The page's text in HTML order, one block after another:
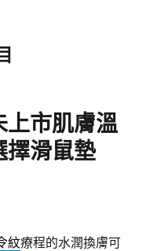
上市肌膚溫
擇滑鼠墊
紋療程的水潤換膚可